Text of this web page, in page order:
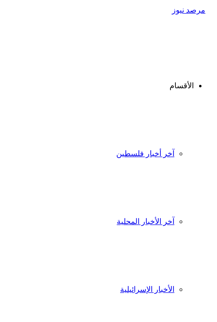
الأقسام
آخر أخبار فلسطين
آخر الأخبار المحلية
الأخبار الإسرائيلية